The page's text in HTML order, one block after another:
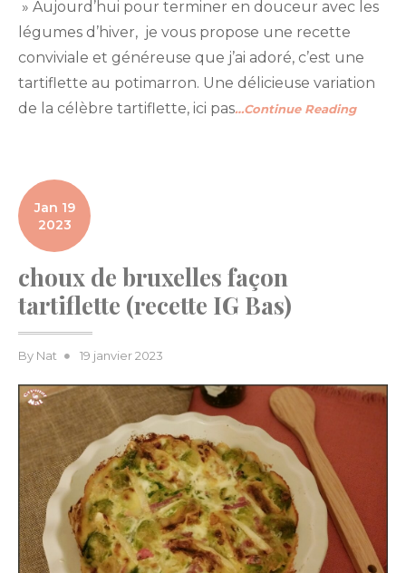
» Aujourd’hui pour terminer en douceur avec les
légumes d’hiver, je vous propose une recette
conviviale et généreuse que j’ai adoré, c’est une
tartiflette au potimarron. Une délicieuse variation
de la célèbre tartiflette, ici pas…Continue Reading
Jan 19
2023
choux de bruxelles façon
tartiflette (recette IG Bas)
By Nat
Posted
19 janvier 2023